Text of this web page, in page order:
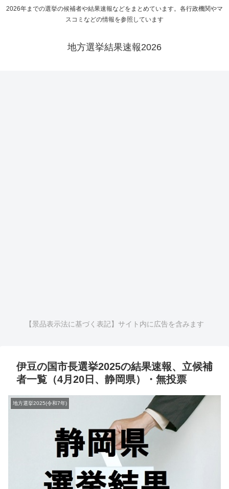
2026年までの選挙の候補者や結果速報などをまとめています。各行政機関やマ
スコミなどの情報を参照しています
地方選挙結果速報2026
【景品表示法に基づく表記】サイト内に広告を含みます
伊豆の国市長選挙2025の結果速報、立候補
者一覧（4月20日、静岡県）・無投票
地方選挙2025(令和7年)